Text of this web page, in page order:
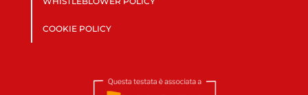
COOKIE POLICY